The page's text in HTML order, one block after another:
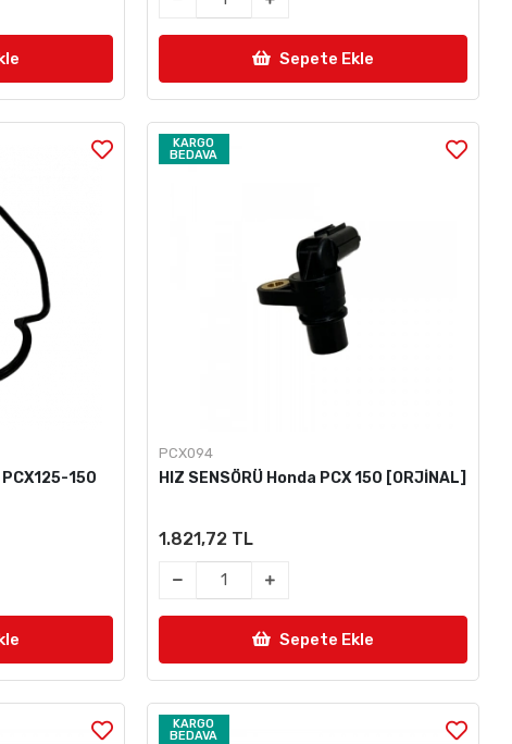
Sepete Ekle
PCX125-150
KARGO
BEDAVA
PCX094
HIZ SENSÖRÜ Honda PCX 150 [ORJİNAL]
1.821,72 TL
Sepete Ekle
KARGO
BEDAVA